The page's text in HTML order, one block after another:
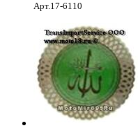
Арт.17-6110